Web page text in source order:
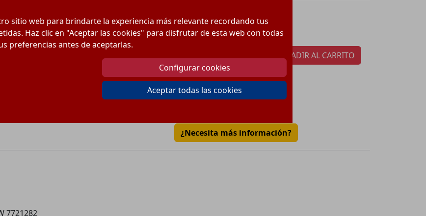
sitio web para brindarte la experiencia más relevante recordando tus
Haz clic en "Aceptar las cookies" para disfrutar de esta web con todas
preferencias antes de aceptarlas.
Configurar cookies
Aceptar todas las cookies
Precio:18.15€
Cantidad por paquete:1
Cantidad:
AÑADIR AL CARRITO
Envío desde8€
Gratis a partir de 150€
¿Necesita más información?
7721282